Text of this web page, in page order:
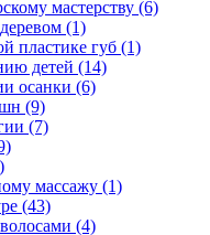
мастерству (6)
(1)
пластике губ (1)
детей (14)
осанки (6)
(9)
(7)
массажу (1)
(43)
(4)